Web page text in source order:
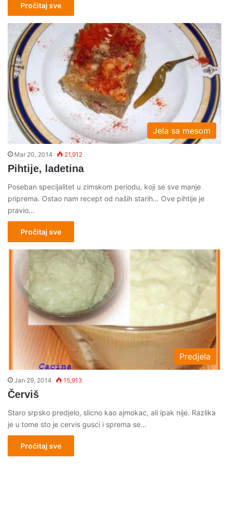
Pročitaj sve
Jela sa mesom
Mar 20, 2014 21,912
Pihtije, ladetina
Poseban specijalitet u zimskom periodu, koji se sve manje
priprema. Ostao nam recept od naših starih… Ove pihtije je
pravio…
Pročitaj sve
Predjela
Jan 29, 2014 15,913
Červiš
Staro srpsko predjelo, slicno kao ajmokac, ali ipak nije. Razlika
je u tome sto je cervis gusci i sprema se…
Pročitaj sve